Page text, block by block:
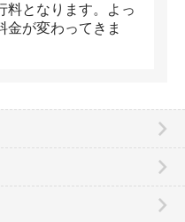
料となります。よっ
金が変わってきま